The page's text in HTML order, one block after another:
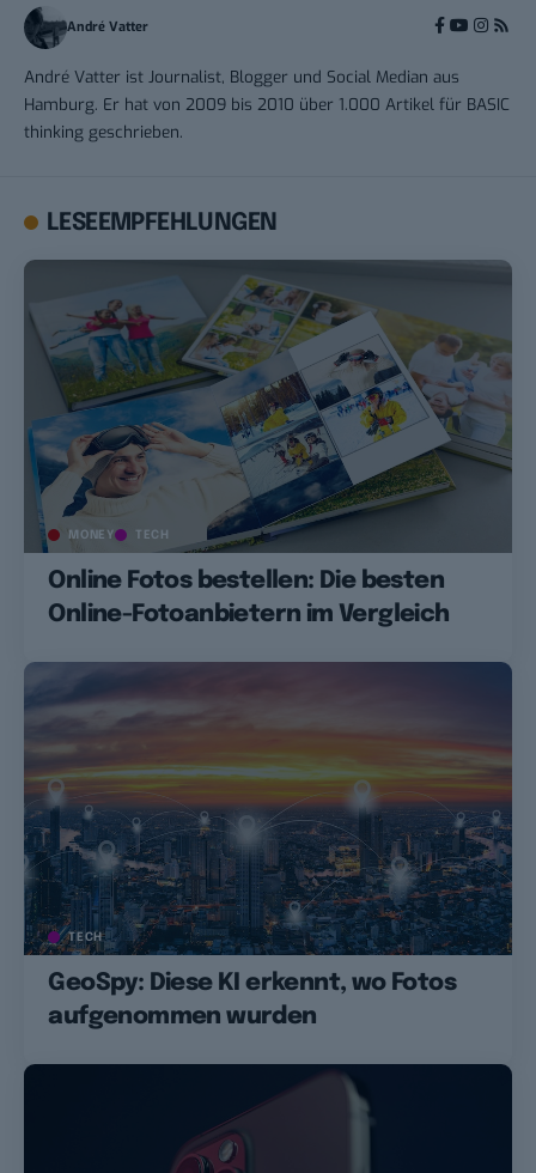
André Vatter
André Vatter ist Journalist, Blogger und Social Median aus
Hamburg. Er hat von 2009 bis 2010 über 1.000 Artikel für BASIC
thinking geschrieben.
LESEEMPFEHLUNGEN
MONEY TECH
Online Fotos bestellen: Die besten
Online-Fotoanbietern im Vergleich
TECH
GeoSpy: Diese KI erkennt, wo Fotos
aufgenommen wurden